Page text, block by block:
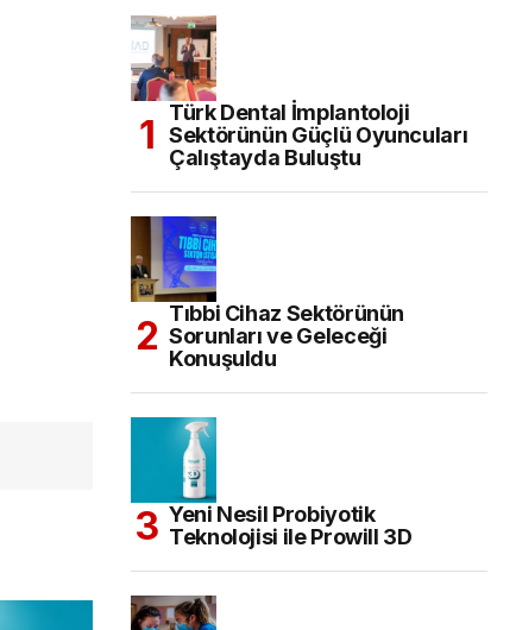
Türk Dental İmplantoloji
Sektörünün Güçlü Oyuncuları
Çalıştayda Buluştu
Tıbbi Cihaz Sektörünün
Sorunları ve Geleceği
Konuşuldu
Yeni Nesil Probiyotik
Teknolojisi ile Prowill 3D